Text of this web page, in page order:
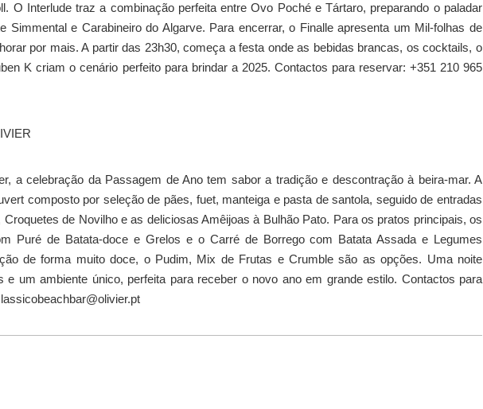
O Interlude traz a combinação perfeita entre Ovo Poché e Tártaro, preparando o paladar
Simmental e Carabineiro do Algarve. Para encerrar, o Finalle apresenta um Mil-folhas de
por mais. A partir das 23h30, começa a festa onde as bebidas brancas, os cocktails, o
K criam o cenário perfeito para brindar a 2025. Contactos para reservar: +351 210 965
a celebração da Passagem de Ano tem sabor a tradição e descontração à beira-mar. A
composto por seleção de pães, fuet, manteiga e pasta de santola, seguido de entradas
de Novilho e as deliciosas Amêijoas à Bulhão Pato. Para os pratos principais, os
Puré de Batata-doce e Grelos e o Carré de Borrego com Batata Assada e Legumes
de forma muito doce, o Pudim, Mix de Frutas e Crumble são as opções. Uma noite
e um ambiente único, perfeita para receber o novo ano em grande estilo. Contactos para